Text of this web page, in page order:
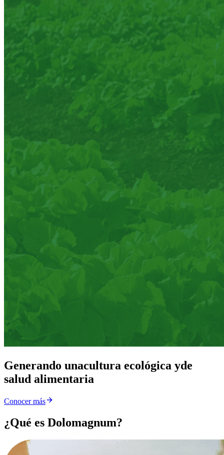
Generando unacultura ecológica yde
salud alimentaria
Conocer más
¿Qué es Dolomagnum?